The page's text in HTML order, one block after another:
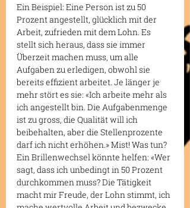
Ein Beispiel: Eine Person ist zu 50
Prozent angestellt, glücklich mit der
Arbeit, zufrieden mit dem Lohn. Es
stellt sich heraus, dass sie immer
Überzeit machen muss, um alle
Aufgaben zu erledigen, obwohl sie
bereits effizient arbeitet. Je länger je
mehr stört es sie: «Ich arbeite mehr als
ich angestellt bin. Die Aufgabenmenge
ist zu gross, die Qualität will ich
beibehalten, aber die Stellenprozente
darf ich nicht erhöhen.» Mist! Was tun?
Ein Brillenwechsel könnte helfen: «Wer
sagt, dass ich unbedingt in 50 Prozent
durchkommen muss? Die Tätigkeit
macht mir Freude, der Lohn stimmt, ich